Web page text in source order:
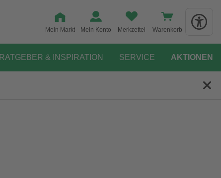
Mein Markt Mein Konto Merkzettel Warenkorb
RATGEBER & INSPIRATION SERVICE AKTIONEN